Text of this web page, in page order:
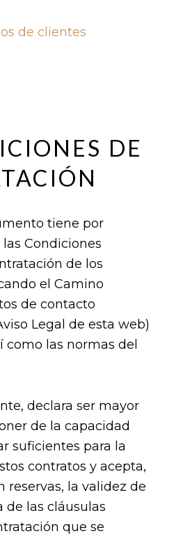
de clientes
DE
tiene por
Condiciones
de los
el Camino
de contacto
Legal de esta web)
como las normas del
declara ser mayor
de la capacidad
suficientes para la
contratos y acepta,
reservas, la validez de
de las cláusulas
que se